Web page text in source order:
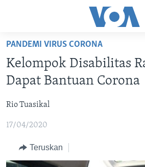
Akses
Lanjut
ke
Konten
Lanjut
ke
Utama
Lanjut
BERANDA
VIDEO
POLYGRAPH
DAFTAR PROGRAM
Learning English
PANDEMI VIRUS CORONA
Kelompok Disabilitas
Dapat Bantuan Corona
Rio Tuasikal
17/04/2020
Teruskan